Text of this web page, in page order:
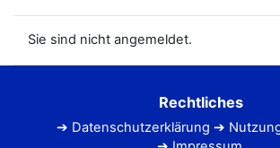
Sie sind nicht angemeldet.
Rechtliches
Datenschutzerklärung